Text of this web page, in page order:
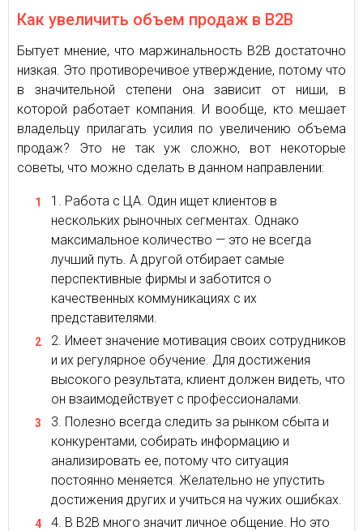
Как увеличить объем продаж в В2В
Бытует мнение, что маржинальность В2В достаточно
низкая. Это противоречивое утверждение, потому что
в значительной степени она зависит от ниши, в
которой работает компания. И вообще, кто мешает
владельцу прилагать усилия по увеличению объема
продаж? Это не так уж сложно, вот некоторые
советы, что можно сделать в данном направлении:
Работа с ЦА. Один ищет клиентов в
нескольких рыночных сегментах. Однако
максимальное количество — это не всегда
лучший путь. А другой отбирает самые
перспективные фирмы и заботится о
качественных коммуникациях с их
представителями.
Имеет значение мотивация своих сотрудников
и их регулярное обучение. Для достижения
высокого результата, клиент должен видеть, что
он взаимодействует с профессионалами.
Полезно всегда следить за рынком сбыта и
конкурентами, собирать информацию и
анализировать ее, потому что ситуация
постоянно меняется. Желательно не упустить
достижения других и учиться на чужих ошибках.
В В2В много значит личное общение. Но это